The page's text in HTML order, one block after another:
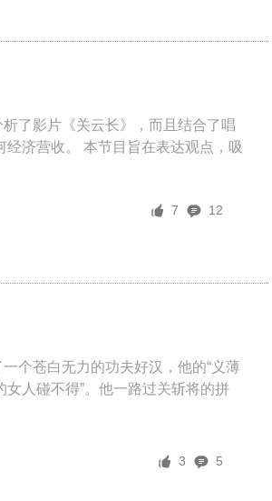
了影片《关云长》，而且结合了唱
济营收。 本节目旨在表达观点，吸
7 12
个苍白无力的功夫好汉，他的“义薄
女人碰不得”。他一路过关斩将的拼
3 5